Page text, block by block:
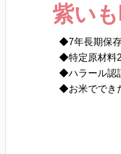
紫い
7年長期保
特定原材料
ハラール認
お米ででき